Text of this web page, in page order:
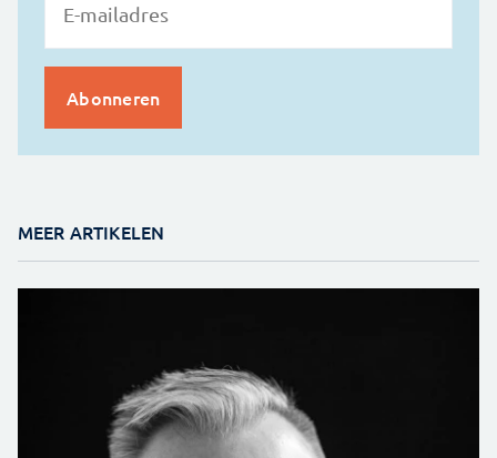
MEER ARTIKELEN